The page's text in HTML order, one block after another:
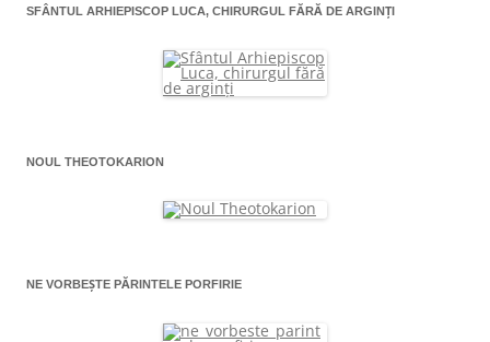
SFÂNTUL ARHIEPISCOP LUCA, CHIRURGUL FĂRĂ DE ARGINŢI
NOUL THEOTOKARION
NE VORBEȘTE PĂRINTELE PORFIRIE